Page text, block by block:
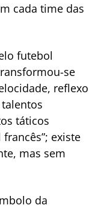
cada time das
futebol
se
reflexo
táticos
existe
mas sem
da